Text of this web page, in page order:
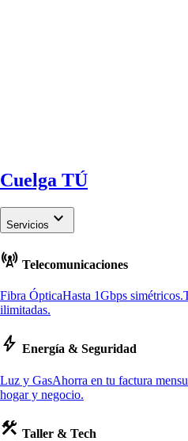
Cuelga TÚ
Servicios keyboard_arrow_down
cell_tower Telecomunicaciones
Fibra ÓpticaHasta 1Gbps simétricos.
ilimitadas.
bolt Energía & Seguridad
Luz y GasAhorra en tu factura
hogar y negocio.
construction Taller & Tech